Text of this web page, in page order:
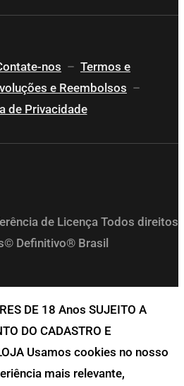
nos – Termos e
e Reembolsos –
de Privacidade
de Licença Todos direitos
Definitivo® Brasil
DE 18 Anos SUJEITO A
DO CADASTRO E
Usamos cookies no nosso
mais relevante,